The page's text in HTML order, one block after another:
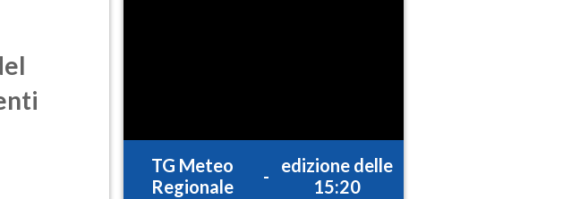
TG Meteo
Regionale
-
edizione delle
15:20